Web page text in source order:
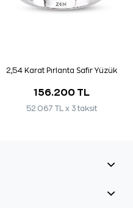
2,54 Karat Pırlanta Safir Yüzük
156.200 TL
52.067 TL x 3 taksit